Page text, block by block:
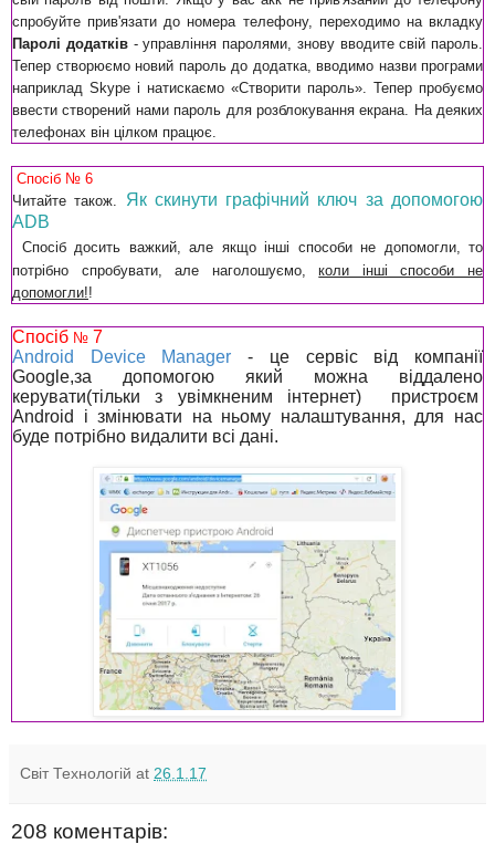
спробуйте прив'язати до номера телефону, переходимо на вкладку
Паролі додатків- управління паролями, знову вводите свій пароль.
Тепер створюємо новий пароль до додатка, вводимо назви програми
наприклад Skype і натискаємо «Створити пароль». Тепер пробуємо
ввести створений нами пароль для розблокування екрана. На деяких
телефонах він цілком працює.
Спосіб № 6
Читайте також. Як скинути графічний ключ за допомогою
ADB
Спосіб досить важкий, але якщо інші способи не допомогли, то
потрібно спробувати, але наголошуємо,коли інші способи не
допомогли!!
Спосіб № 7
Android Device Manager - це сервіс від компанії
Google,за допомогою який можна віддалено
керувати(тільки з увімкненим інтернет) пристроєм
Android і змінювати на ньому налаштування, для нас
буде потрібно видалити всі дані.
Світ Технологій at 26.1.17
208 коментарів: